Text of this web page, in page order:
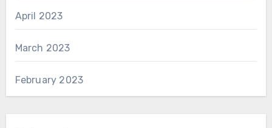
April 2023
March 2023
February 2023